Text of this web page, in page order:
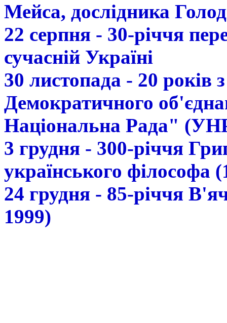
Мейса, дослідника
22 серпня - 30-річчя
сучасній Україні
30 листопада - 20 років
Демократичного
Національна Рада"
3 грудня - 300-річчя
українського філософа
24 грудня - 85-річчя
1999)